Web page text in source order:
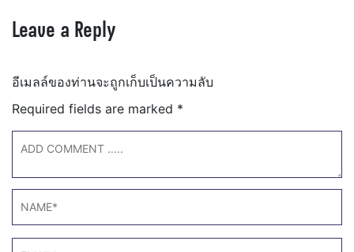
Leave a Reply
อีเมลล์ของท่านจะถูกเก็บเป็นความลับ
Required fields are marked *